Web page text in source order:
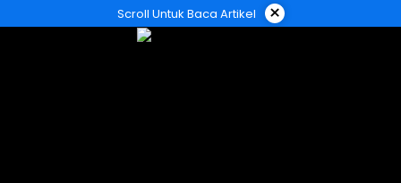
ke
Scroll Untuk Baca Artikel ×